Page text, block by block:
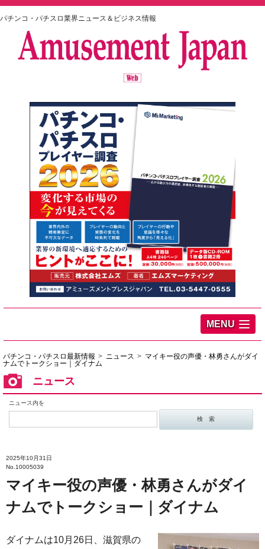
パチンコ・パチスロ業界ニュース＆ビジネス情報
MENU
パチンコ・パチスロ最新情報 ニュース
マイキー役の声優・林勇さんがダイ
ナムでトークショー｜ダイナム
ニュース
ニュース内を
2025年10月31日
No.10005039
マイキー役の声優・林勇さんがダイ
ナムでトークショー｜ダイナム
ダイナムは10月26日、滋賀県の